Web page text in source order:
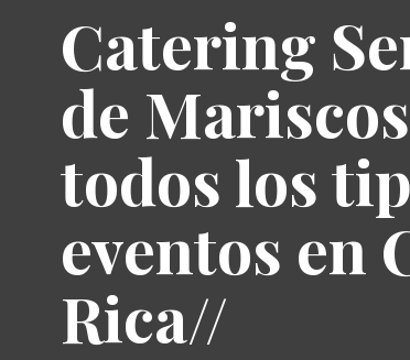
Catering
de
todos los
eventos en
Rica//